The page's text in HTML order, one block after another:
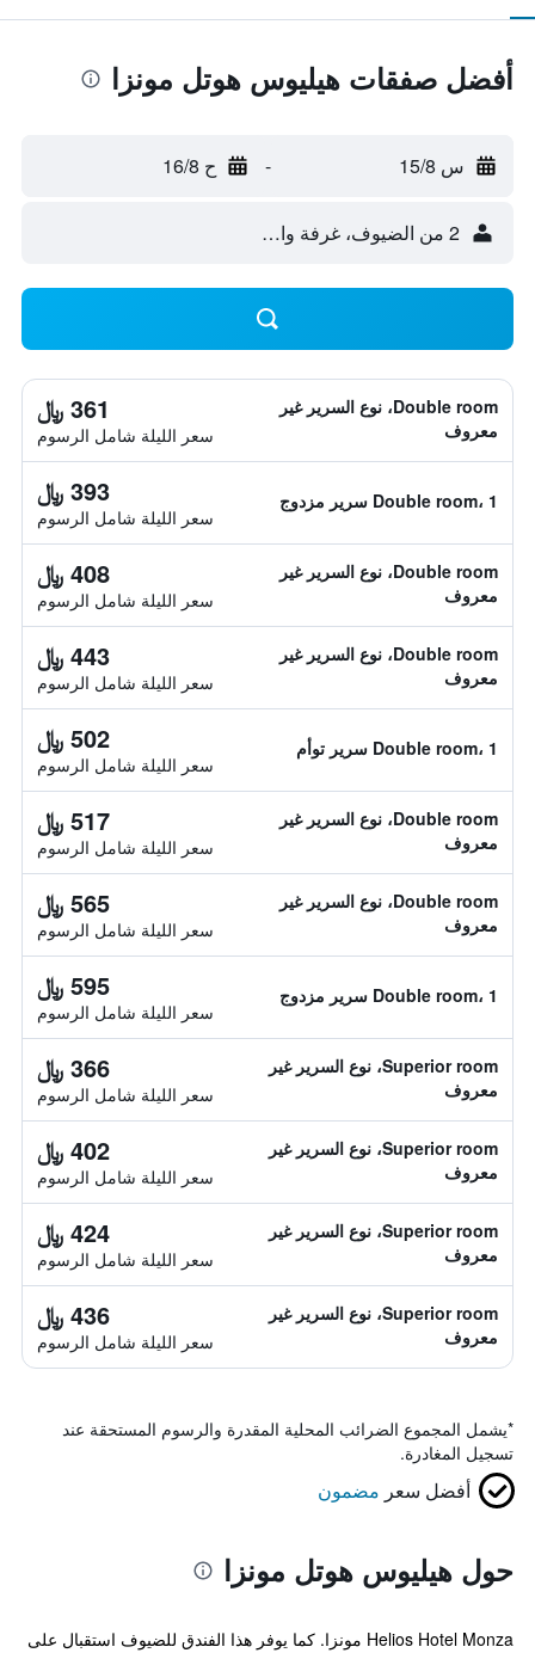
أفضل صفقات هيليوس هوتل مونزا
س 15/8 - ح 16/8
2 من الضيوف، غرفة واحدة
Double room، نوع السرير غير
معروف
361 ﷼
سعر الليلة شامل الرسوم
Double room، 1 سرير مزدوج 393 ﷼
سعر الليلة شامل الرسوم
Double room، نوع السرير غير
معروف
408 ﷼
سعر الليلة شامل الرسوم
Double room، نوع السرير غير
معروف
443 ﷼
سعر الليلة شامل الرسوم
Double room، 1 سرير توأم 502 ﷼
سعر الليلة شامل الرسوم
Double room، نوع السرير غير
معروف
517 ﷼
سعر الليلة شامل الرسوم
Double room، نوع السرير غير
معروف
565 ﷼
سعر الليلة شامل الرسوم
Double room، 1 سرير مزدوج 595 ﷼
سعر الليلة شامل الرسوم
Superior room، نوع السرير غير
معروف
366 ﷼
سعر الليلة شامل الرسوم
Superior room، نوع السرير غير
معروف
402 ﷼
سعر الليلة شامل الرسوم
Superior room، نوع السرير غير
معروف
424 ﷼
سعر الليلة شامل الرسوم
Superior room، نوع السرير غير
معروف
436 ﷼
سعر الليلة شامل الرسوم
*يشمل المجموع الضرائب المحلية المقدرة والرسوم المستحقة عند
تسجيل المغادرة.
أفضل سعر مضمون
حول هيليوس هوتل مونزا
Helios Hotel Monza مونزا. كما يوفر هذا الفندق للضيوف استقبال على